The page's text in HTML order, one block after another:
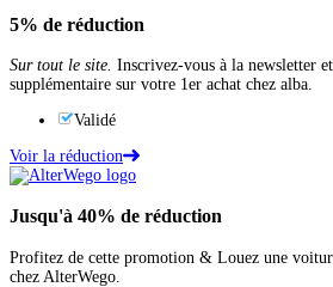
5% de réduction
Sur tout le site. Inscrivez-vous à la newsletter
supplémentaire sur votre 1er achat chez alba.
Validé
Voir la réduction
Jusqu'à 40% de réduction
Profitez de cette promotion & Louez une
chez AlterWego.